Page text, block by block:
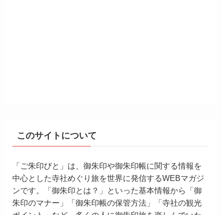
このサイトについて
「ご朱印びと」は、御朱印や御朱印帳に関する情報を
中心とした寺社めぐり旅を世界に発信するWEBマガジ
ンです。「御朱印とは？」といった基本情報から「御
朱印のマナー」「御朱印帳の保管方法」「寺社の観光